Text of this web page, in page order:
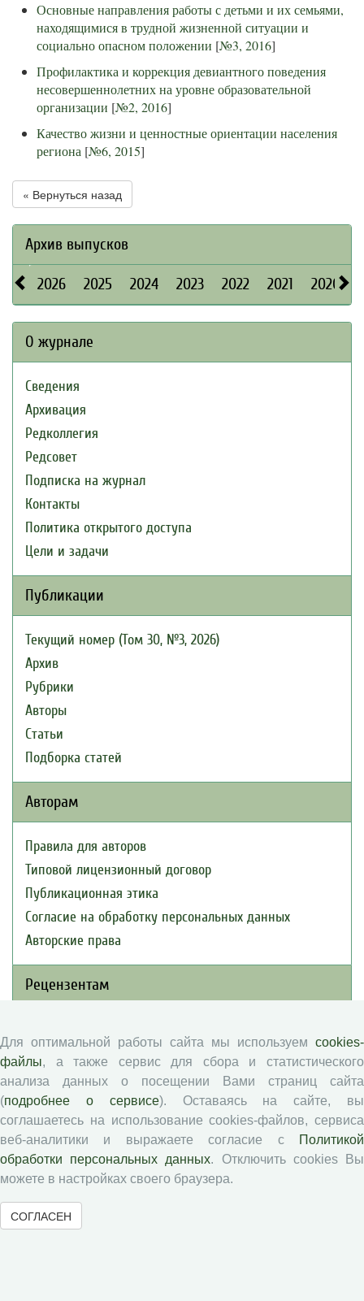
Основные направления работы с детьми и их семьями,
находящимися в трудной жизненной ситуации и
социально опасном положении [№3, 2016]
Профилактика и коррекция девиантного поведения
несовершеннолетних на уровне образовательной
организации [№2, 2016]
Качество жизни и ценностные ориентации населения
региона [№6, 2015]
« Вернуться назад
Архив выпусков
2026 2025 2024 2023 2022 2021 2020
О журнале
Сведения
Архивация
Редколлегия
Редсовет
Подписка на журнал
Контакты
Политика открытого доступа
Цели и задачи
Публикации
Текущий номер (Том 30, №3, 2026)
Архив
Рубрики
Авторы
Статьи
Подборка статей
Авторам
Правила для авторов
Типовой лицензионный договор
Публикационная этика
Согласие на обработку персональных данных
Авторские права
Рецензентам
Положение о рецензировании
Форма рецензии
Журналы ВолНЦ РАН
Экономические и социальные перемены
Проблемы развития территории
Вопросы территориального развития
Для оптимальной работы сайта мы используем cookies-
файлы, а также сервис для сбора и статистического
анализа данных о посещении Вами страниц сайта
(подробнее о сервисе). Оставаясь на сайте, вы
соглашаетесь на использование cookies-файлов, сервиса
веб-аналитики и выражаете согласие с
Политикой
обработки персональных данных. Отключить cookies Вы
можете в настройках своего браузера.
СОГЛАСЕН